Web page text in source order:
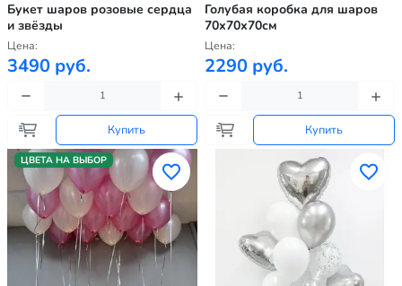
Букет шаров розовые сердца
и звёзды
Цена:
3490 руб.
Купить
Голубая коробка для шаров
70х70х70см
Цена:
2290 руб.
Купить
ЦВЕТА НА ВЫБОР